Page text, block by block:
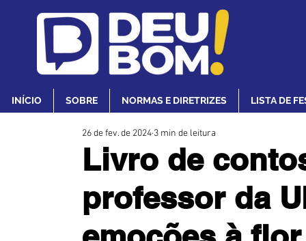
INÍCIO SOBRE NORMAS E DIRETRIZES LISTA DE
Livro de
professor da
26 de fev. de 2024 3 min de leitura